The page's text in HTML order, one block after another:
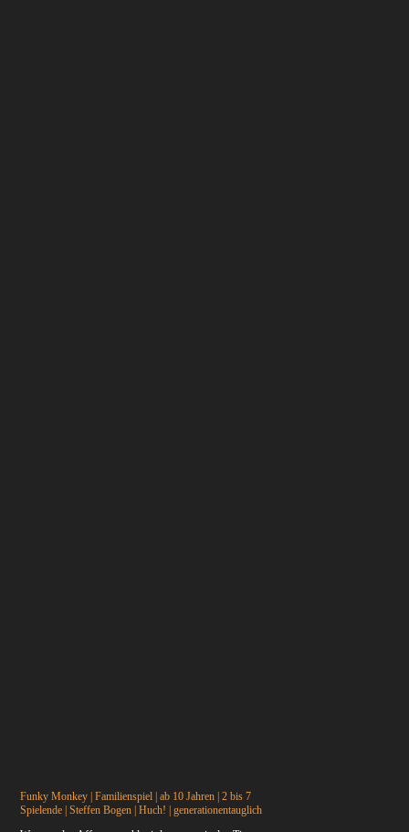
Funky Monkey | Familienspiel | ab 10 Jahren | 2 bis 7
Spielende | Steffen Bogen | Huch! | generationentauglich